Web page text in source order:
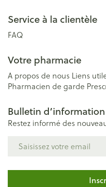
Service à la clientèle
FAQ
Votre pharmacie
A propos de nous Liens
Pharmacien de garde
Bulletin d’information
Restez informé des